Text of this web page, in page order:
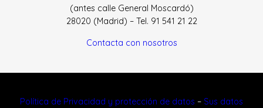
(antes calle General Moscardó)
28020 (Madrid) – Tel. 91 541 21 22
Contacta con nosotros
Política de Privacidad y protección de datos – Sus datos